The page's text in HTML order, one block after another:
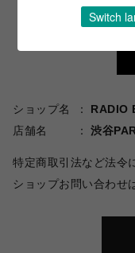
ショップ名
RADIO
店舗名
渋谷
特定商取引法など法令
ショップお問い合わせ
Switch